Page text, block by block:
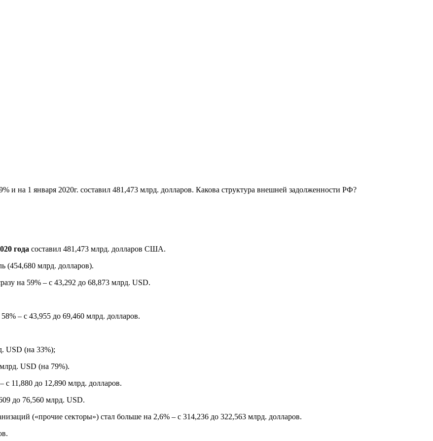
на 1 января 2020г. составил 481,473 млрд. долларов. Какова структура внешней задолженности РФ?
года составил 481,473 млрд. долларов США.
(454,680 млрд. долларов).
на 59% – с 43,292 до 68,873 млрд. USD.
58% – с 43,955 до 69,460 млрд. долларов.
USD (на 33%);
USD (на 79%).
с 11,880 до 12,890 млрд. долларов.
до 76,560 млрд. USD.
(«прочие секторы») стал больше на 2,6% – с 314,236 до 322,563 млрд. долларов.